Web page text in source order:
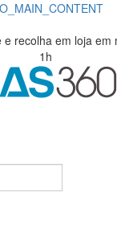
e recolha em loja em
1h